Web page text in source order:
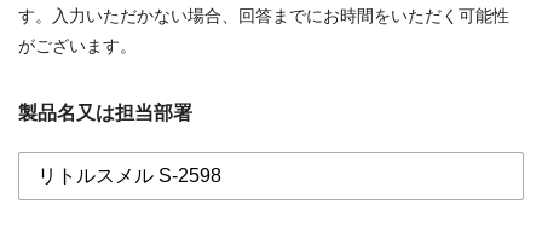
す。入力いただかない場合、回答までにお時間をいただく可能性
がございます。
製品名又は担当部署